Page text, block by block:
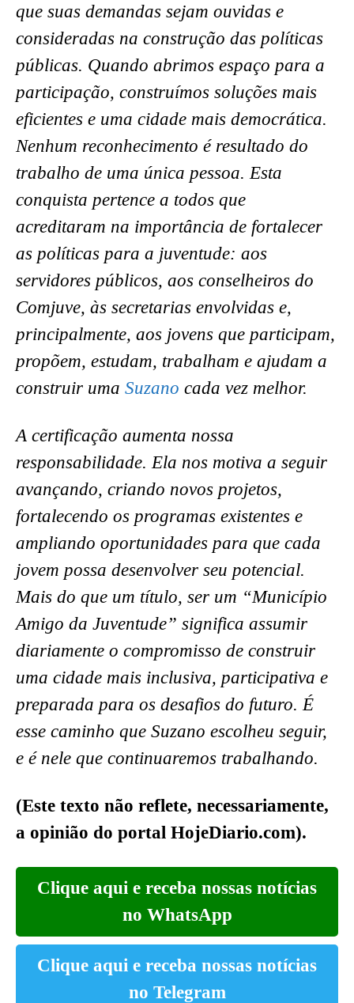
que suas demandas sejam ouvidas e
consideradas na construção das políticas
públicas. Quando abrimos espaço para a
participação, construímos soluções mais
eficientes e uma cidade mais democrática.
Nenhum reconhecimento é resultado do
trabalho de uma única pessoa. Esta
conquista pertence a todos que
acreditaram na importância de fortalecer
as políticas para a juventude: aos
servidores públicos, aos conselheiros do
Comjuve, às secretarias envolvidas e,
principalmente, aos jovens que participam,
propõem, estudam, trabalham e ajudam a
construir uma Suzano cada vez melhor.
A certificação aumenta nossa
responsabilidade. Ela nos motiva a seguir
avançando, criando novos projetos,
fortalecendo os programas existentes e
ampliando oportunidades para que cada
jovem possa desenvolver seu potencial.
Mais do que um título, ser um “Município
Amigo da Juventude” significa assumir
diariamente o compromisso de construir
uma cidade mais inclusiva, participativa e
preparada para os desafios do futuro. É
esse caminho que Suzano escolheu seguir,
e é nele que continuaremos trabalhando.
(Este texto não reflete, necessariamente,
a opinião do portal HojeDiario.com).
Clique aqui e receba nossas notícias
no WhatsApp
Clique aqui e receba nossas notícias
no Telegram